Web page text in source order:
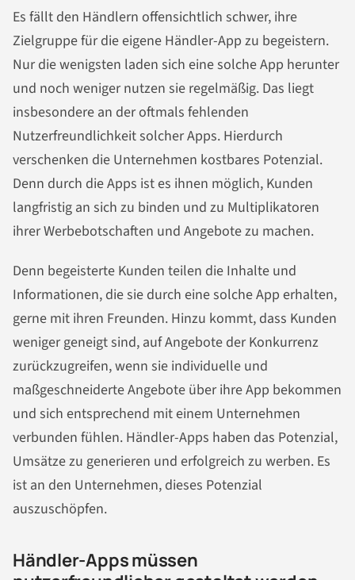
Es fällt den Händlern offensichtlich schwer, ihre
Zielgruppe für die eigene Händler-App zu begeistern.
Nur die wenigsten laden sich eine solche App herunter
und noch weniger nutzen sie regelmäßig. Das liegt
insbesondere an der oftmals fehlenden
Nutzerfreundlichkeit solcher Apps. Hierdurch
verschenken die Unternehmen kostbares Potenzial.
Denn durch die Apps ist es ihnen möglich, Kunden
langfristig an sich zu binden und zu Multiplikatoren
ihrer Werbebotschaften und Angebote zu machen.
Denn begeisterte Kunden teilen die Inhalte und
Informationen, die sie durch eine solche App erhalten,
gerne mit ihren Freunden. Hinzu kommt, dass Kunden
weniger geneigt sind, auf Angebote der Konkurrenz
zurückzugreifen, wenn sie individuelle und
maßgeschneiderte Angebote über ihre App bekommen
und sich entsprechend mit einem Unternehmen
verbunden fühlen. Händler-Apps haben das Potenzial,
Umsätze zu generieren und erfolgreich zu werben. Es
ist an den Unternehmen, dieses Potenzial
auszuschöpfen.
Händler-Apps müssen